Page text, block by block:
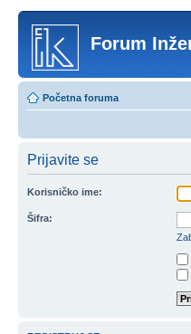
Forum
Početna foruma
Prijavite se
Korisničko ime:
Šifra: